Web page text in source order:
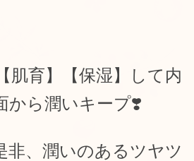
肌育】【保湿】して内
から潤いキープ❣️
非、潤いのあるツヤツ